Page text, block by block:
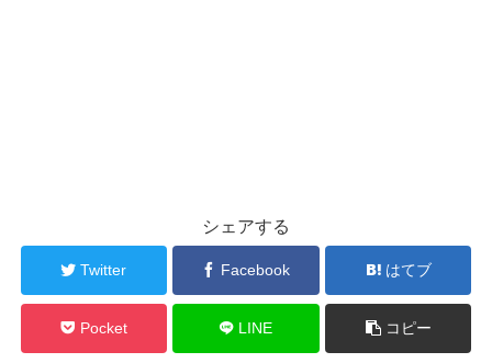
シェアする
Twitter Facebook はてブ
Pocket LINE コピー